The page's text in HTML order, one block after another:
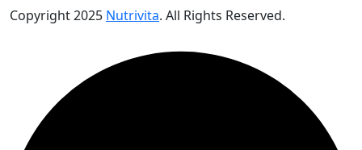
Copyright2025 Nutrivita. All Rights Reserved.